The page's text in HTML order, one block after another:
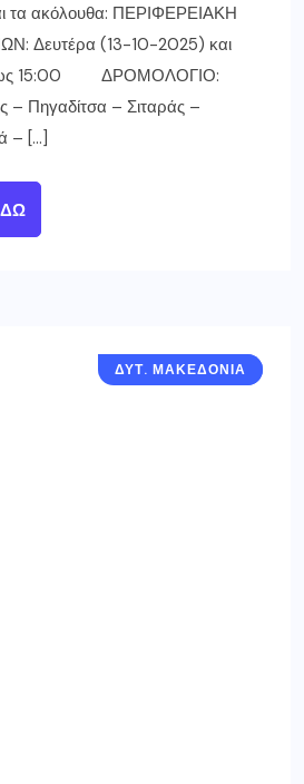
τα ακόλουθα: ΠΕΡΙΦΕΡΕΙΑΚΗ
Δευτέρα (13-10-2025) και
15:00 ΔΡΟΜΟΛΟΓΙΟ:
– Πηγαδίτσα – Σιταράς –
– […]
ΓΡΕΒΕΝΑ
ΔΥΤ. ΜΑΚΕΔΟΝΙΑ